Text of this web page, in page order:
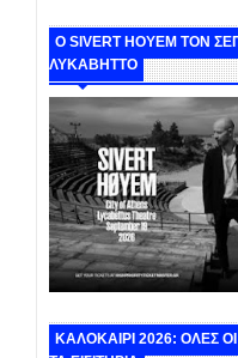
Ο SIVERT HOYEM ΤΟΝ
ΛΥΚΑΒΗΤΤΟ
ΚΑΛΟΚΑΙΡΙ 2026: ΟΛΕΣ